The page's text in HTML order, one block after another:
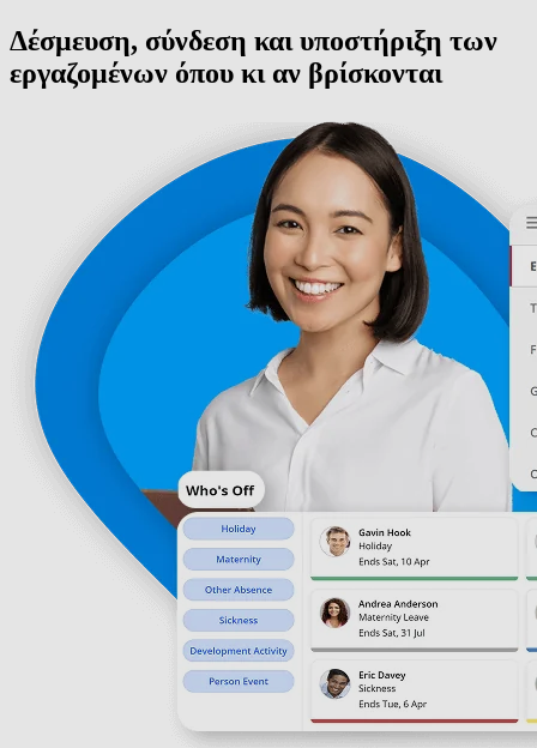
Δέσμευση, σύνδεση και υποστήριξη των
εργαζομένων όπου κι αν βρίσκονται